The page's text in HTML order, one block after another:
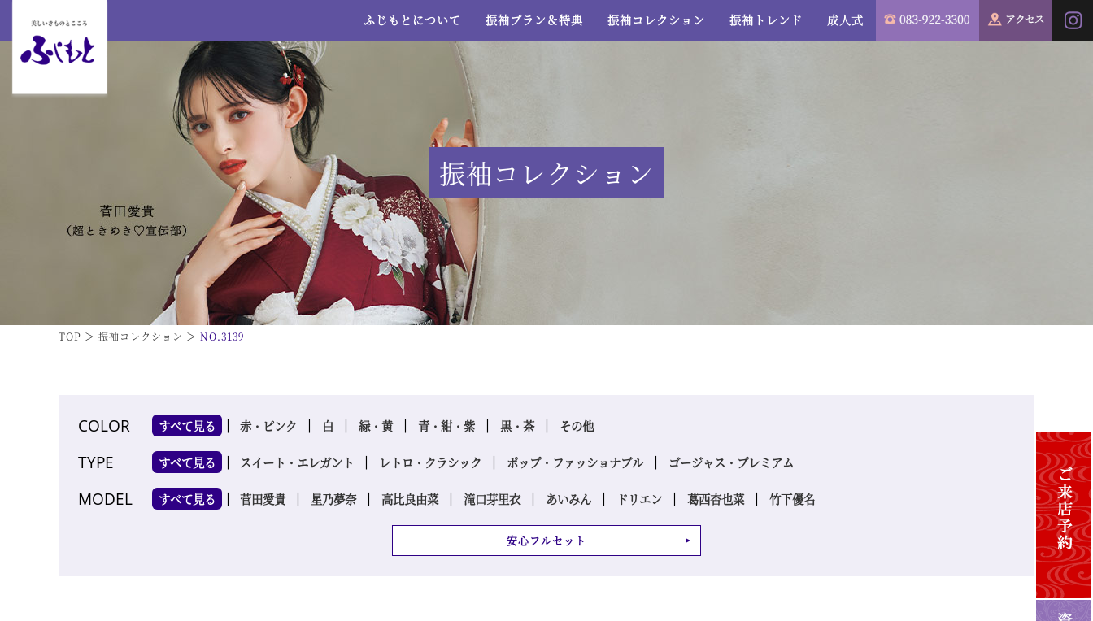
ふじもとについて 振袖プラン＆特典 振袖コレクション 振袖トレンド 成人式
振袖コレクション
TOP 振袖コレクション NO.3139
COLOR すべて見る 赤・ピンク 白 緑・黄 青・紺・紫 黒・茶 その他
TYPE すべて見る スイート・エレガント レトロ・クラシック ポップ・ファッショナブル ゴージャス・プレミアム
MODEL すべて見る 菅田愛貴 星乃夢奈 高比良由菜 滝口芽里衣 あいみん ドリエン 葛西杏也菜 竹下優名
安心フルセット